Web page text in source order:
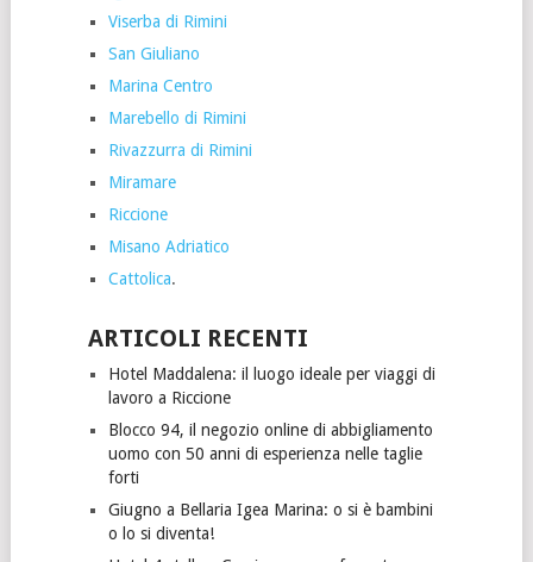
Viserba di Rimini
San Giuliano
Marina Centro
Marebello di Rimini
Rivazzurra di Rimini
Miramare
Riccione
Misano Adriatico
Cattolica.
ARTICOLI RECENTI
Hotel Maddalena: il luogo ideale per viaggi di
lavoro a Riccione
Blocco 94, il negozio online di abbigliamento
uomo con 50 anni di esperienza nelle taglie
forti
Giugno a Bellaria Igea Marina: o si è bambini
o lo si diventa!